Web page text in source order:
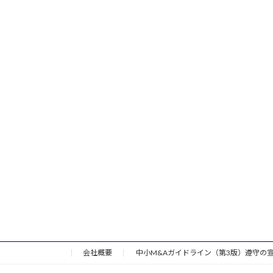
会社概要 中小M&Aガイドライン（第3版）遵守の